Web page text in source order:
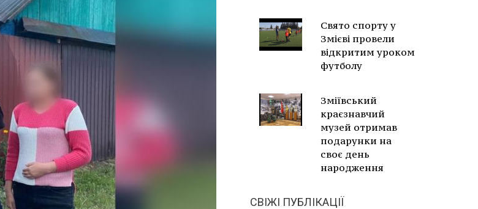
Свято спорту у
Змієві провели
відкритим уроком
футболу
Зміївський
краєзнавчий
музей отримав
подарунки на
своє день
народження
СВІЖІ ПУБЛІКАЦІЇ